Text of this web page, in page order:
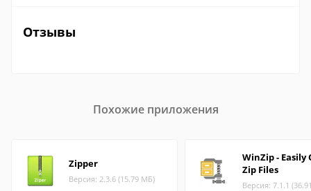
Отзывы
Похожие приложения
Zipper
Версия: 2.3.6 (15.79 МБ)
WinZip - Easily
Zip Files
Версия: 7.1.1